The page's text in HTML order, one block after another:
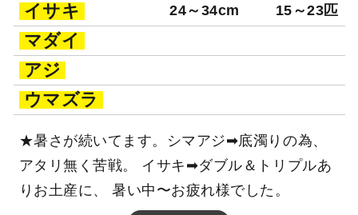
イサキ
24～34cm 15～23匹
マダイ
アジ
ウマズラ
★暑さが続いてます。シマアジ➡底濁りの為、
アタリ無く苦戦。 イサキ➡ダブル＆トリプルあ
りお土産に、 暑い中〜お疲れ様でした。